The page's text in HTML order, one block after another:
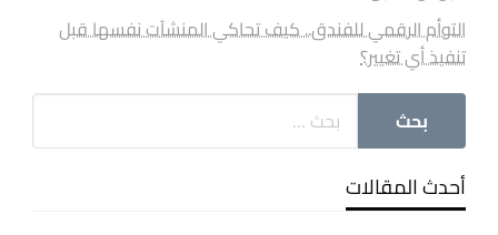
التوأم الرقمي للفندق.. كيف تحاكي المنشآت نفسها قبل
تنفيذ أي تغيير؟
أحدث المقالات